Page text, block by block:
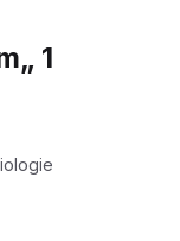
1